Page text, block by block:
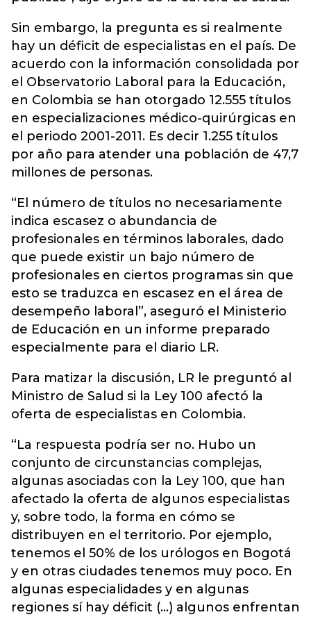
Sin embargo, la pregunta es si realmente
hay un déficit de especialistas en el país. De
acuerdo con la información consolidada por
el Observatorio Laboral para la Educación,
en Colombia se han otorgado 12.555 títulos
en especializaciones médico-quirúrgicas en
el periodo 2001-2011. Es decir 1.255 títulos
por año para atender una población de 47,7
millones de personas.
“El número de títulos no necesariamente
indica escasez o abundancia de
profesionales en términos laborales, dado
que puede existir un bajo número de
profesionales en ciertos programas sin que
esto se traduzca en escasez en el área de
desempeño laboral”, aseguró el Ministerio
de Educación en un informe preparado
especialmente para el diario LR.
Para matizar la discusión, LR le preguntó al
Ministro de Salud si la Ley 100 afectó la
oferta de especialistas en Colombia.
“La respuesta podría ser no. Hubo un
conjunto de circunstancias complejas,
algunas asociadas con la Ley 100, que han
afectado la oferta de algunos especialistas
y, sobre todo, la forma en cómo se
distribuyen en el territorio. Por ejemplo,
tenemos el 50% de los urólogos en Bogotá
y en otras ciudades tenemos muy poco. En
algunas especialidades y en algunas
regiones sí hay déficit (...) algunos enfrentan